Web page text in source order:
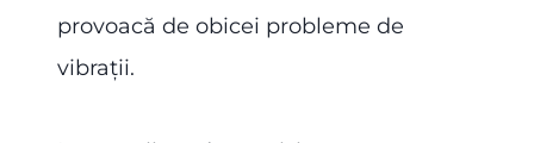
provoacă de obicei probleme de
vibrații.